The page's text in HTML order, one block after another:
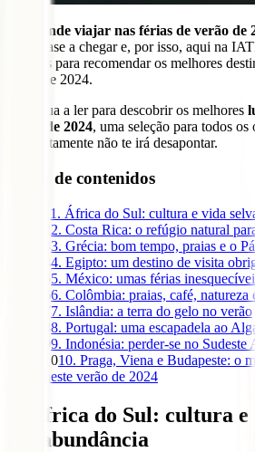
Para onde viajar nas férias de verão de
está quase a chegar e, por isso, aqui na
cabeças para recomendar os melhores
verão de 2024.
Continua a ler para descobrir os melhores
verão de 2024, uma seleção para todos os
não certamente não te irá desapontar.
Tabla de contenidos
1. África do Sul: cultura e vida
2. Costa Rica: o refúgio natural
3. Grécia: bom tempo, praias e o
44. Egipto: um destino de visita
5. México: umas férias
66. Colômbia: praias, café, natureza
77. Islândia: a terra do gelo no verão
8. Portugal: uma escapadela ao
9. Indonésia: perder-se no Sudeste
1010. Praga, Viena e Budapeste: o
neste verão de 2024
1. África do Sul: cultura e
em abundância